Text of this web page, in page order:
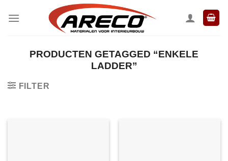
naar
PRODUCTEN GETAGGED “ENKELE
LADDER”
FILTER